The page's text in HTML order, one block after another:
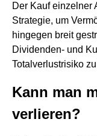
Der Kauf einzelner
Strategie, um
hingegen breit
Dividenden- und
Totalverlustrisiko
Kann man
verlieren?